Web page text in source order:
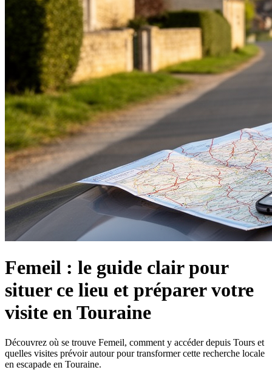
Femeil : le guide clair pour
situer ce lieu et préparer votre
visite en Touraine
Découvrez où se trouve Femeil, comment y accéder depuis Tours et
quelles visites prévoir autour pour transformer cette recherche locale
en escapade en Touraine.